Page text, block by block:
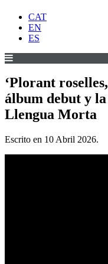
CAT
EN
ES
‘Plorant
álbum debut y
Llengua Morta
Escrito en 10 Abril 2026.